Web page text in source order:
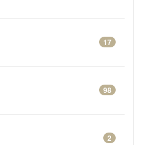
17
98
2